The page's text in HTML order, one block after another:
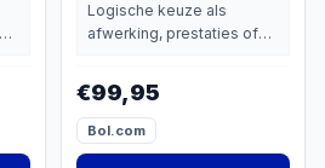
Verwarming & Instelbare
Intensiteit
Logische keuze als
afwerking, prestaties of
€99,95
Bol.com